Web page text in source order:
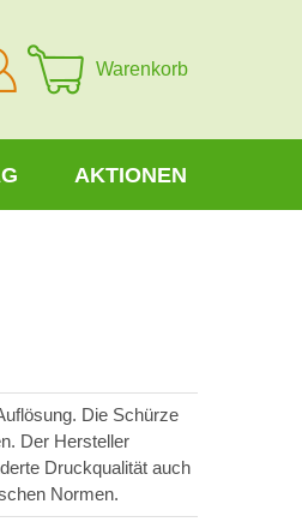
Anmelden
Warenkorb
AKTIONEN
Die Schürze
Der Hersteller
Druckqualität auch
Normen.